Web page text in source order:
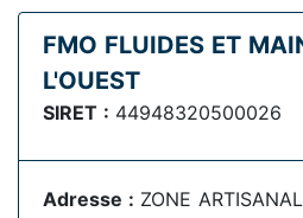
FMO FLUIDES ET
L'OUEST
SIRET : 44948320500026
Adresse : ZONE